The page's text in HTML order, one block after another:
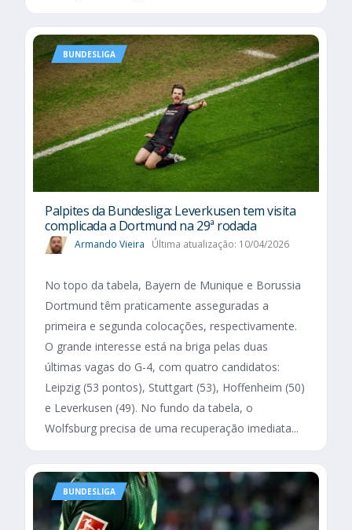
BUNDESLIGA
Palpites da Bundesliga: Leverkusen tem visita
complicada a Dortmund na 29ª rodada
Armando Vieira Última atualização: 10/04/2026
No topo da tabela, Bayern de Munique e Borussia
Dortmund têm praticamente asseguradas a
primeira e segunda colocações, respectivamente.
O grande interesse está na briga pelas duas
últimas vagas do G-4, com quatro candidatos:
Leipzig (53 pontos), Stuttgart (53), Hoffenheim (50)
e Leverkusen (49). No fundo da tabela, o
Wolfsburg precisa de uma recuperação imediata...
BUNDESLIGA